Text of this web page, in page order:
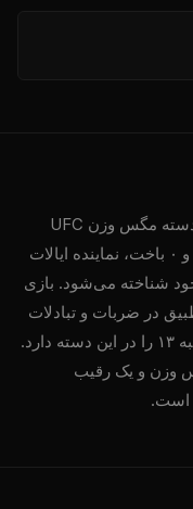
چارلز دژونسون یکی از مدعیان اصلی در دسته مگس وزن UFC
است. او با رکورد حرفه‌ای ۱۹ برد، ۸ باخت و ۰ باخت، نماینده ایالات
شناخته می‌شود. بازی
در ضربات و تبادلات
گلاویزی بنا شده است. او در حال حاضر رتبه ۱۳ را در این دسته دارد.
وزن و یک رقیب
است.